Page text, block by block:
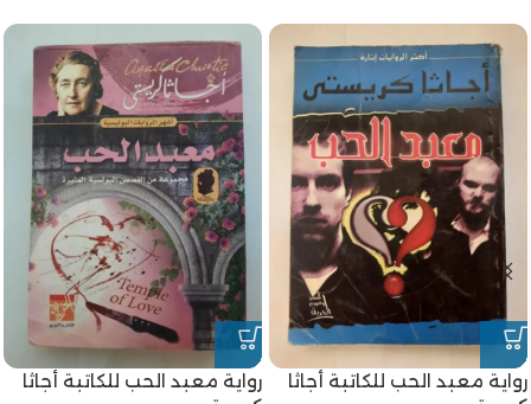
رواية معبد الحب للكاتبة أجاثا
رواية معبد الحب للكاتبة أجاثا